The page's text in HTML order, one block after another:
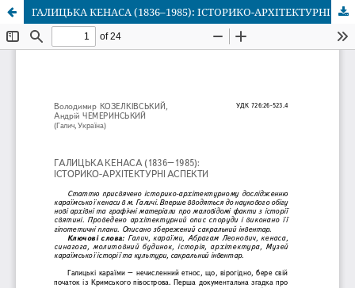
ГАЛИЦЬКА КЕНАСА (1836–1985): ІСТОРИКО-АРХІТЕКТУРНІ АСПЕКТИ